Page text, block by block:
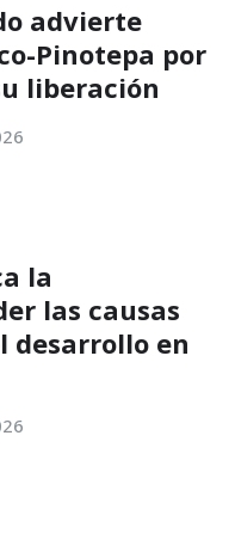
advierte
Pinotepa por
liberación
la
las causas
desarrollo en